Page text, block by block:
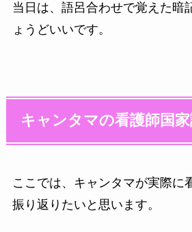
当日は、語呂合わせで覚えた暗
ょうどいいです。
キャンタマの看護師国
ここでは、キャンタマが実際に
振り返りたいと思います。